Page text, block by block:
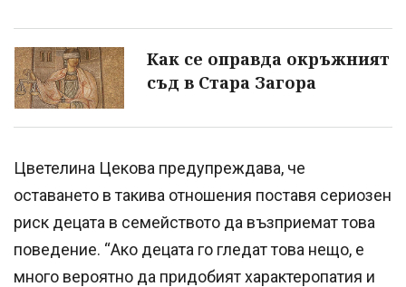
Как се оправда окръжният
съд в Стара Загора
Цветелина Цекова предупреждава, че
оставането в такива отношения поставя сериозен
риск децата в семейството да възприемат това
поведение. “Ако децата го гледат това нещо, е
много вероятно да придобият характеропатия и